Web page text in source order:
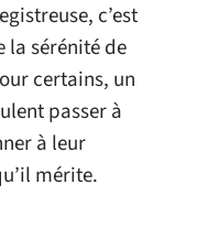
c’est
la sérénité de
certains, un
passer à
à leur
mérite.